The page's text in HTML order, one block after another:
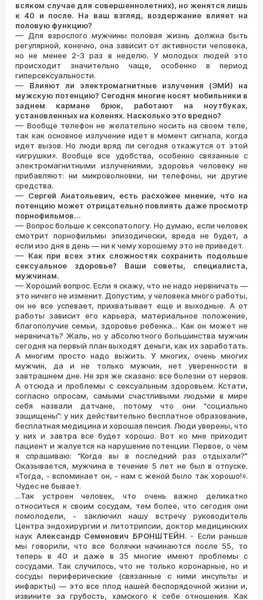
всяком случае для совершеннолетних), но женятся лишь
к 40 и после. На ваш взгляд, воздержание влияет на
половую функцию?
— Для взрослого мужчины половая жизнь должна быть
регулярной, конечно, она зависит от активности человека,
но не менее 2-3 раз в неделю. У молодых людей это
происходит значительно чаще, особенно в период
гиперсексуальности.
— Влияют ли электромагнитные излучения (ЭМИ) на
мужскую потенцию? Сегодня многие носят мобильники в
заднем кармане брюк, работают на ноутбуках,
установленных на коленях. Насколько это вредно?
—Вообще телефон не желательно носить на своем теле,
так как основное излучение идет в момент сигнала, когда
идет вызов. Но люди вряд ли сегодня откажутся от этой
«игрушки». Вообще все удобства, особенно связанные с
электромагнитными излучениями, здоровья человеку не
прибавляют: ни микроволновки, ни телефоны, ни другие
средства.
— Сергей Анатольевич, есть расхожее мнение, что на
потенцию может отрицательно повлиять даже просмотр
порнофильмов...
— Вопрос больше к сексопатологу. Но думаю, если человек
смотрит порнофильмы эпизодически, вреда не будет, а
если изо дня в день — ни к чему хорошему это не приведет.
— Как при всех этих сложностях сохранить подольше
сексуальное здоровье? Ваши советы, специалиста,
мужчинам.
—Хороший вопрос. Если я скажу, что не надо нервничать —
это ничего не изменит. Допустим, у человека много работы,
он не все успевает, прихватывает еще и выходные. А от
работы зависит его карьера, материальное положение,
благополучие семьи, здоровье ребенка... Как он может не
нервничать? Жаль, но у абсолютного большинства мужчин
сегодня на первый план выходят деньги, как их заработать.
А многим просто надо выжить. У многих, очень многих
мужчин, да и не только мужчин, нет уверенности в
завтрашнем дне. Не зря же сказано: все болезни от нервов.
А отсюда и проблемы с сексуальным здоровьем. Кстати,
согласно опросам, самыми счастливыми людьми в мире
себя назвали датчане, потому что они “социально
защищены”: у них действительно бесплатное образование,
бесплатная медицина и хорошая пенсия. Люди уверены, что
у них и завтра все будет хорошо. Вот ко мне приходит
пациент и жалуется на нарушение потенции. Первое, о чем
я спрашиваю: “Когда вы в последний раз отдыхали?”
Оказывается, мужчина в течение 5 лет не был в отпуске.
«Тогда, - вспоминает он, - нам с женой было так хорошо!».
Чудес не бывает.
...Так устроен человек, что очень важно деликатно
относиться к своим сосудам, тем более, что сегодня они
помолодели, - заключил нашу встречу руководитель
Центра эндохирургии и литотрипсии, доктор медицинских
наук Александр Семенович БРОНШТЕЙН. - Если раньше
мы говорили, что все болячки начинаются после 55, то
теперь в 40 и даже в 35 многие имеют проблемы с
сосудами. Так случилось, что не только коронарные, но и
сосуды периферические (связанные с ними инсульты и
инфаркты) — это все плод нашей беспорядочной жизни и,
извините за грубость, хамского к себе отношения. Как